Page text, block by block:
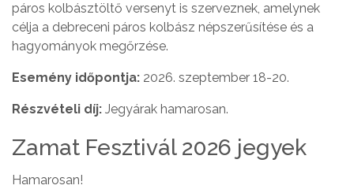
páros kolbásztöltő versenyt is szerveznek, amelynek
célja a debreceni páros kolbász népszerűsítése és a
hagyományok megőrzése.
Esemény időpontja: 2026. szeptember 18-20.
Részvételi díj: Jegyárak hamarosan.
Zamat Fesztivál 2026 jegyek
Hamarosan!